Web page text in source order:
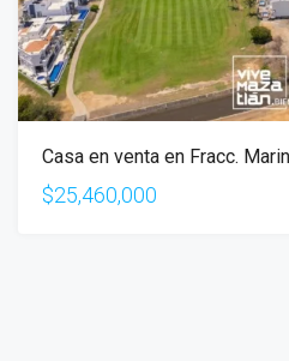
Casa en venta en Fracc.
$25,460,000